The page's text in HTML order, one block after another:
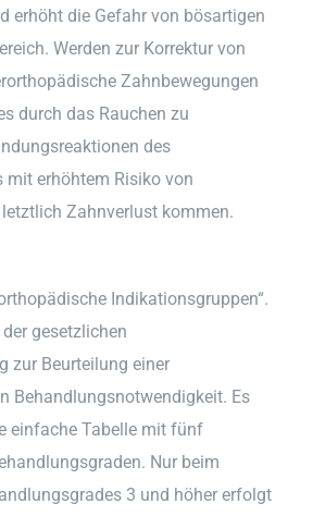
erhöht die Gefahr von bösartigen
Werden zur Korrektur von
Zahnbewegungen
durch das Rauchen zu
des
erhöhtem Risiko von
Zahnverlust kommen.
Indikationsgruppen“.
gesetzlichen
zur Beurteilung einer
Behandlungsnotwendigkeit. Es
einfache Tabelle mit fünf
Nur beim
3 und höher erfolgt